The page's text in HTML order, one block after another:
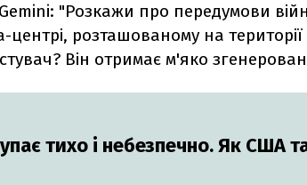
"Розкажи про передумови
центрі, розташованому на
Він отримає м'яко
тихо і небезпечно. Як США